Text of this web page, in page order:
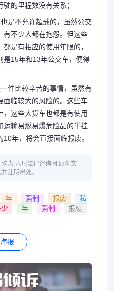
的里程数没有关系；
是不允许超载的，虽然公交
有不少人都在抱怨。但这些
是有相应的使用年限的，
是15年和13年公交车，便得
件比较辛苦的事情，虽然有
面临较大的风险的。这些车
，这些大货车也都是有使用
运输易燃易爆危险品的半挂
年，将会直接面临报废。
为 六尺法律咨询网 原创文
注明出处。
年 强制 报废
私
少 年 强制 报废
海报